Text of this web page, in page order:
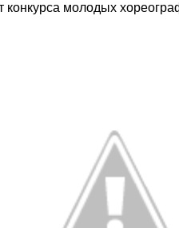
конкурса молодых